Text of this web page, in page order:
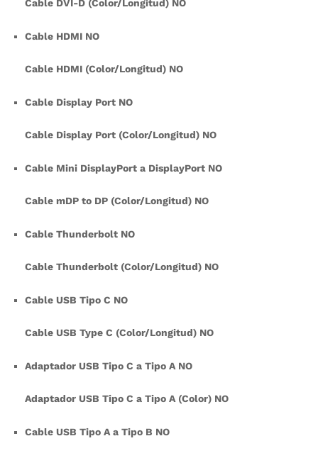
Cable DVI-D (Color/Longitud) NO
Cable HDMI NO
Cable HDMI (Color/Longitud) NO
Cable Display Port NO
Cable Display Port (Color/Longitud) NO
Cable Mini DisplayPort a DisplayPort NO
Cable mDP to DP (Color/Longitud) NO
Cable Thunderbolt NO
Cable Thunderbolt (Color/Longitud) NO
Cable USB Tipo C NO
Cable USB Type C (Color/Longitud) NO
Adaptador USB Tipo C a Tipo A NO
Adaptador USB Tipo C a Tipo A (Color) NO
Cable USB Tipo A a Tipo B NO